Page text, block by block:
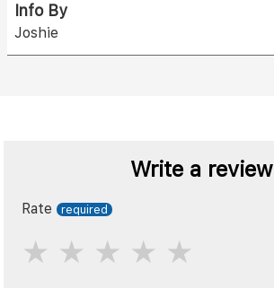
Info By
Joshie
Write a review
Rate